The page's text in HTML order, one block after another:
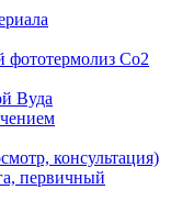
Со2
Вуда
консультация)
первичный